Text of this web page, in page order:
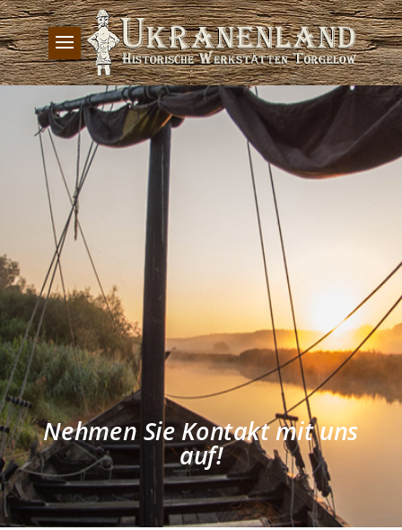
Nehmen Sie Kontakt mit uns
auf!